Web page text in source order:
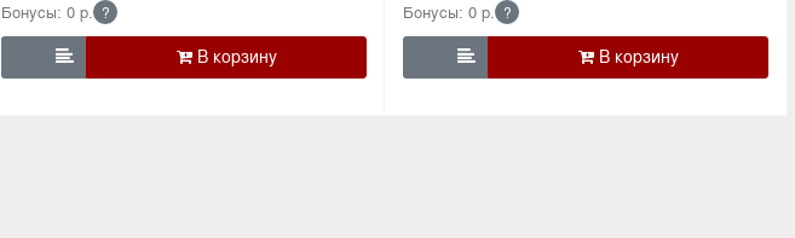
Бонусы: 0 р. ?

Бонусы: 0 р. ?
